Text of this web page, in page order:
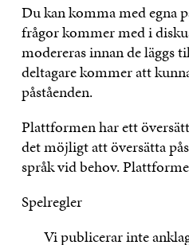
Du kan komma med egna
frågor kommer med i
modereras innan de läggs
deltagare kommer att
påståenden.
Plattformen har ett
det möjligt att översätta
språk vid behov.
Spelregler
Vi publicerar inte